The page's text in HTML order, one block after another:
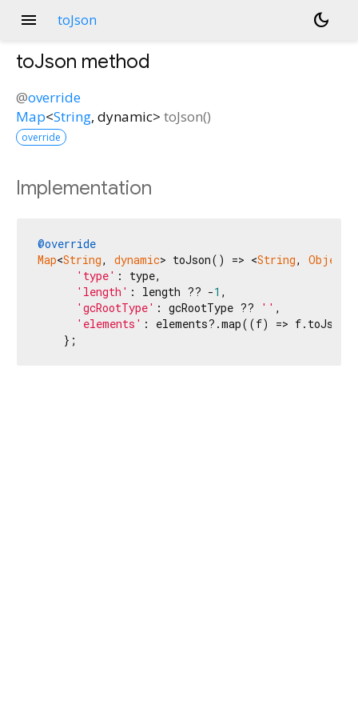
menu toJson dark_mode
toJson method
@override
Map<String, dynamic> toJson()
override
Implementation
@override
Map<String, dynamic> toJson() => <String, Object?
'type' : type,
'length' : length ?? -1 ,
'gcRootType' : gcRootType ?? '' ,
'elements' : elements?.map((f) =>
    };